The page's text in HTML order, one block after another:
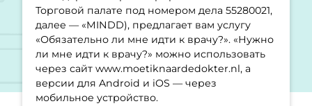
Торговой палате под номером дела 55280021,
далее — «MINDD), предлагает вам услугу
«Обязательно ли мне идти к врачу?». «Нужно
ли мне идти к врачу?» можно использовать
через сайт www.moetiknaardedokter.nl, а
версии для Android и iOS — через
мобильное устройство.